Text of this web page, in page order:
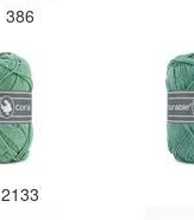
386
2133